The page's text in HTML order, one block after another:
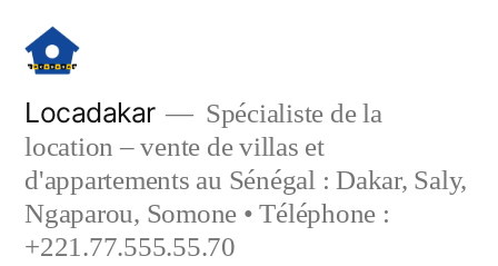
contenu
Locadakar
Spécialiste de la
location – vente de villas et
d'appartements au Sénégal : Dakar, Saly,
Ngaparou, Somone • Téléphone :
+221.77.555.55.70